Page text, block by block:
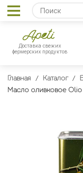
Доставка свежих
фермерских продуктов
Главная Каталог
Масло оливковое Olio